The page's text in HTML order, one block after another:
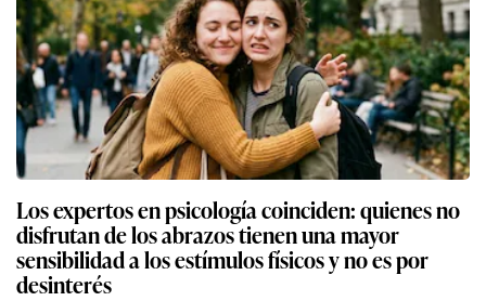
Los expertos en psicología coinciden: quienes no
disfrutan de los abrazos tienen una mayor
sensibilidad a los estímulos físicos y no es por
desinterés